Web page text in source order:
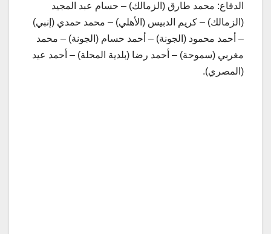
الدفاع: محمد طارق (الزمالك) – حسام عبد المجيد
(الزمالك) – كريم الدبيس (الأهلي) – محمد حمدي (إنبي)
– أحمد محمود (الجونة) – أحمد حسام (الجونة) – محمد
مغربي (سموحة) – أحمد رضا (بلدية المحلة) – أحمد عيد
(المصري).